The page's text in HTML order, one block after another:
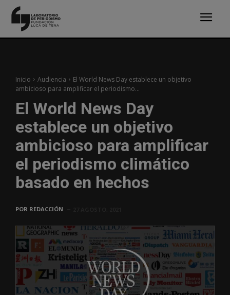
Inicio Audiencia
El World News Day establece un objetivo
ambicioso para amplificar el periodismo...
El World News Day
establece un objetivo
ambicioso para amplificar
el periodismo climático
basado en hechos
POR REDACCIÓN